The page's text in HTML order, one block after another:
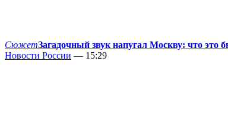
СюжетЗагадочный звук напугал Москву: что это
Новости России — 15:29